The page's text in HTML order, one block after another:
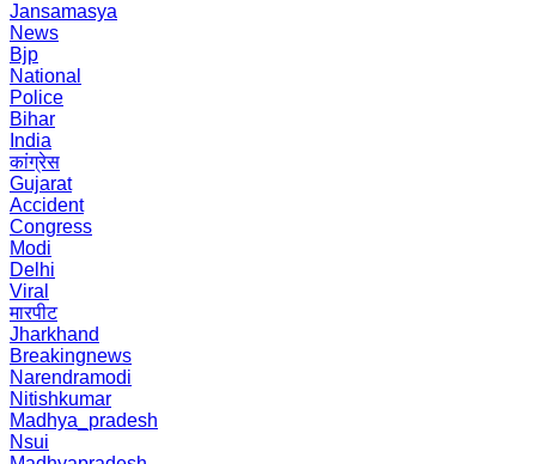
Jansamasya
News
Bjp
National
Police
Bihar
India
कांग्रेस
Gujarat
Accident
Congress
Modi
Delhi
Viral
मारपीट
Jharkhand
Breakingnews
Narendramodi
Nitishkumar
Madhya_pradesh
Nsui